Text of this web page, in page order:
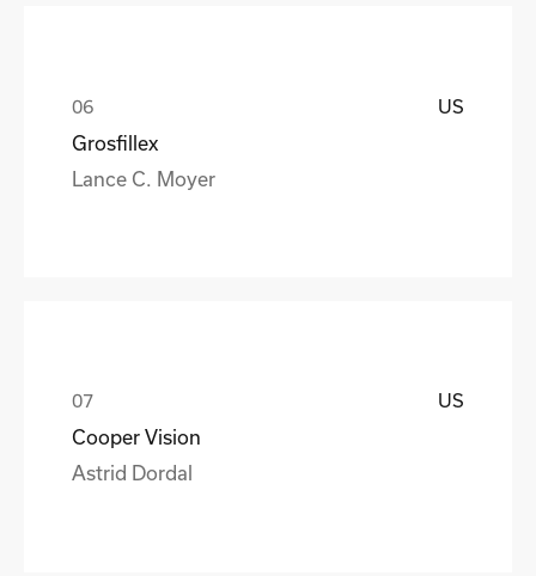
US
Grosfillex
Lance C. Moyer
US
Cooper Vision
Astrid Dordal